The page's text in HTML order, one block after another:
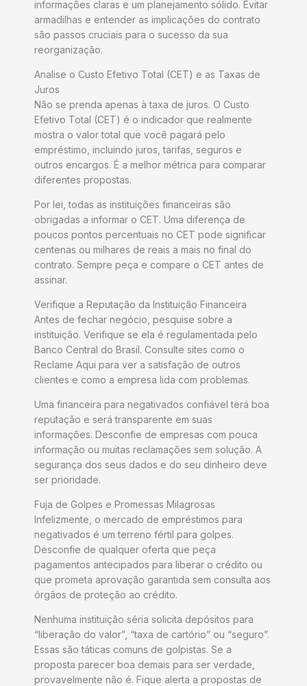
informações claras e um planejamento sólido. Evitar
armadilhas e entender as implicações do contrato
são passos cruciais para o sucesso da sua
reorganização.
Analise o Custo Efetivo Total (CET) e as Taxas de
Juros
Não se prenda apenas à taxa de juros. O Custo
Efetivo Total (CET) é o indicador que realmente
mostra o valor total que você pagará pelo
empréstimo, incluindo juros, tarifas, seguros e
outros encargos. É a melhor métrica para comparar
diferentes propostas.
Por lei, todas as instituições financeiras são
obrigadas a informar o CET. Uma diferença de
poucos pontos percentuais no CET pode significar
centenas ou milhares de reais a mais no final do
contrato. Sempre peça e compare o CET antes de
assinar.
Verifique a Reputação da Instituição Financeira
Antes de fechar negócio, pesquise sobre a
instituição. Verifique se ela é regulamentada pelo
Banco Central do Brasil. Consulte sites como o
Reclame Aqui para ver a satisfação de outros
clientes e como a empresa lida com problemas.
Uma financeira para negativados confiável terá boa
reputação e será transparente em suas
informações. Desconfie de empresas com pouca
informação ou muitas reclamações sem solução. A
segurança dos seus dados e do seu dinheiro deve
ser prioridade.
Fuja de Golpes e Promessas Milagrosas
Infelizmente, o mercado de empréstimos para
negativados é um terreno fértil para golpes.
Desconfie de qualquer oferta que peça
pagamentos antecipados para liberar o crédito ou
que prometa aprovação garantida sem consulta aos
órgãos de proteção ao crédito.
Nenhuma instituição séria solicita depósitos para
“liberação do valor”, “taxa de cartório” ou “seguro”.
Essas são táticas comuns de golpistas. Se a
proposta parecer boa demais para ser verdade,
provavelmente não é. Fique alerta a propostas de